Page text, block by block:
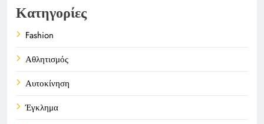
Κατηγορίες
Fashion
Αθλητισμός
Αυτοκίνηση
Έγκλημα